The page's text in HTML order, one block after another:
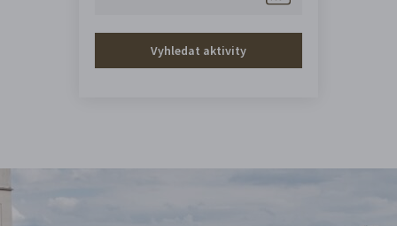
Vyhledat aktivity